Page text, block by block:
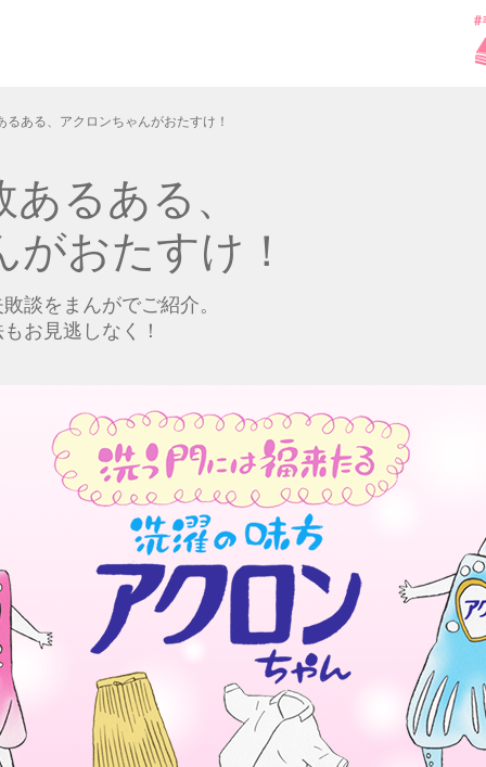
るある、アクロンちゃんがおたすけ！
るある、
おたすけ！
談をまんがでご紹介。
お見逃しなく！